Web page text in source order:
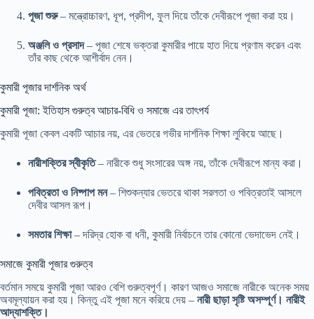
পূজা শুরু– মন্ত্রোচ্চারণ, ধূপ, প্রদীপ, ফুল দিয়ে তাঁকে দেবীরূপে পূজা করা হয়।
অঞ্জলি ও প্রসাদ– পূজা শেষে ভক্তরা কুমারীর পায়ে হাত দিয়ে প্রণাম করেন এবং
তাঁর কাছ থেকে আশীর্বাদ নেন।
কুমারী পূজার দার্শনিক অর্থ
কুমারী পূজা: ইতিহাস গুরুত্ব আচার-বিধি ও সমাজে এর তাৎপর্য
কুমারী পূজা কেবল একটি আচার নয়, এর ভেতরে গভীর দার্শনিক শিক্ষা লুকিয়ে আছে।
নারীশক্তির স্বীকৃতি– নারীকে শুধু সংসারের অঙ্গ নয়, তাঁকে দেবীরূপে মান্য করা।
পবিত্রতা ও নিষ্পাপ মন– শিশুকন্যার ভেতরে থাকা সরলতা ও পবিত্রতাই আসলে
দেবীর আসল রূপ।
সমতার শিক্ষা– দরিদ্র হোক বা ধনী, কুমারী নির্বাচনে তার কোনো ভেদাভেদ নেই।
সমাজে কুমারী পূজার গুরুত্ব
বর্তমান সময়ে কুমারী পূজা আরও বেশি গুরুত্বপূর্ণ। কারণ আজও সমাজে নারীকে অনেক সময়
অবমূল্যায়ন করা হয়। কিন্তু এই পূজা মনে করিয়ে দেয় – নারী ছাড়া সৃষ্টি অসম্পূর্ণ। নারীই
আদ্যাশক্তি।